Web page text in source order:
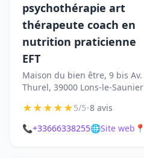
psychothérapie art
thérapeute coach en
nutrition praticienne
EFT
Maison du bien être, 9 bis Av.
Thurel, 39000 Lons-le-Saunier
★★★★★5/5•8 avis
📞+33666338255🌐Site web 📍